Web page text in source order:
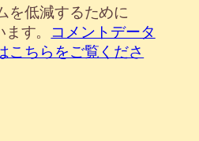
を低減するために
す。 コメントデータ
こちらをご覧くださ